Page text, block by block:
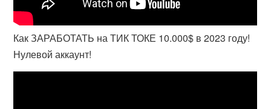
Как ЗАРАБОТАТЬ на ТИК ТОКЕ 10.000$ в 2023 году!
Нулевой аккаунт!